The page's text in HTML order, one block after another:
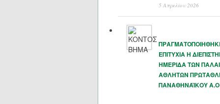
5 Απριλίου 2026
ΕΠΙΤΥΧΙΑ Η
ΗΜΕΡΙΔΑ ΤΩΝ
ΑΘΛΗΤΩΝ
ΠΑΝΑΘΗΝΑΪΚΟΥ Α.Ο